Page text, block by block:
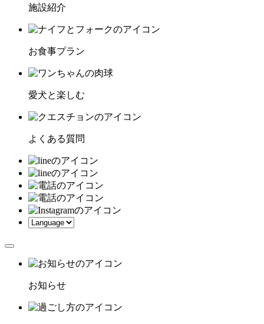
施設紹介
お食事プラン
愛犬と楽しむ
よくある質問
お知らせ